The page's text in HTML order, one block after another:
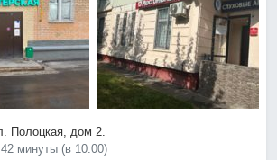
Полоцкая, дом 2.
минуты (в 10:00)